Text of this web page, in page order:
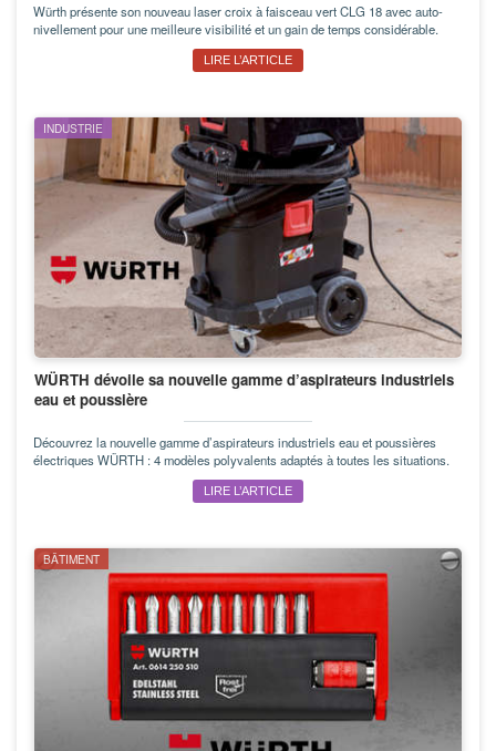
Würth présente son nouveau laser croix à faisceau vert CLG 18 avec auto-
nivellement pour une meilleure visibilité et un gain de temps considérable.
LIRE L’ARTICLE
INDUSTRIE
WÜRTH dévoile sa nouvelle gamme d’aspirateurs industriels
eau et poussière
Découvrez la nouvelle gamme d’aspirateurs industriels eau et poussières
électriques WÜRTH : 4 modèles polyvalents adaptés à toutes les situations.
LIRE L’ARTICLE
BÂTIMENT